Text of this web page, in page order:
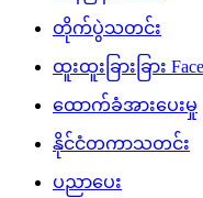
တိုက်ပွဲသတင်း
ထူးထူးခြားခြား
ထောက်ခံအားပေးမှု
နိုင်ငံတကာသတင်း
ပညာပေး